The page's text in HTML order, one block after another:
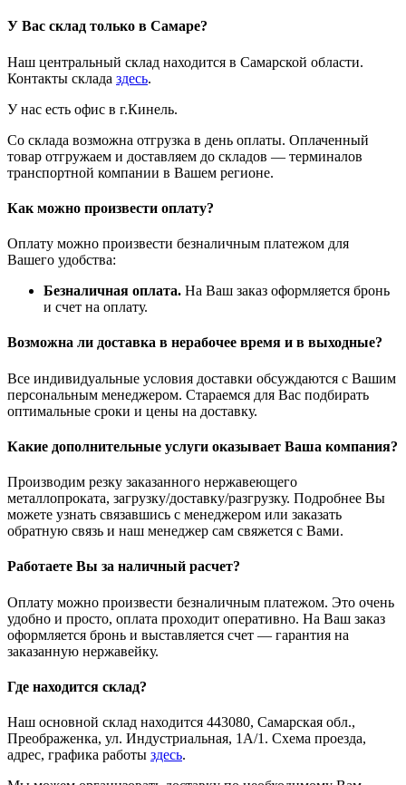
У Вас склад только в Самаре?
Наш центральный склад находится в Самарской области.
Контакты склада здесь.
У нас есть офис в г.Кинель.
Со склада возможна отгрузка в день оплаты. Оплаченный
товар отгружаем и доставляем до складов — терминалов
транспортной компании в Вашем регионе.
Как можно произвести оплату?
Оплату можно произвести безналичным платежом для
Вашего удобства:
Безналичная оплата. На Ваш заказ оформляется бронь
и счет на оплату.
Возможна ли доставка в нерабочее время и в выходные?
Все индивидуальные условия доставки обсуждаются с Вашим
персональным менеджером. Стараемся для Вас подбирать
оптимальные сроки и цены на доставку.
Какие дополнительные услуги оказывает Ваша компания?
Производим резку заказанного нержавеющего
металлопроката, загрузку/доставку/разгрузку. Подробнее Вы
можете узнать связавшись с менеджером или заказать
обратную связь и наш менеджер сам свяжется с Вами.
Работаете Вы за наличный расчет?
Оплату можно произвести безналичным платежом. Это очень
удобно и просто, оплата проходит оперативно. На Ваш заказ
оформляется бронь и выставляется счет — гарантия на
заказанную нержавейку.
Где находится склад?
Наш основной склад находится 443080, Самарская обл.,
Преображенка, ул. Индустриальная, 1А/1. Схема проезда,
адрес, графика работы здесь.